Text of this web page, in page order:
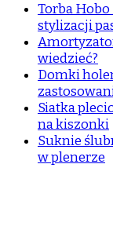
Torba
stylizacji
wiedzieć?
Domki
Siatka
na kiszonki
Suknie
w plenerze